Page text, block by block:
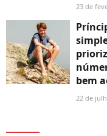
23 de
bem
22 de